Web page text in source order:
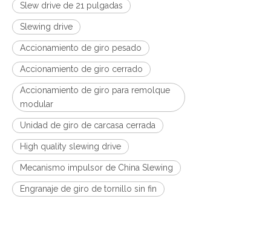
Slew drive de 21 pulgadas
Slewing drive
Accionamiento de giro pesado
Accionamiento de giro cerrado
Accionamiento de giro para remolque
modular
Unidad de giro de carcasa cerrada
High quality slewing drive
Mecanismo impulsor de China Slewing
Engranaje de giro de tornillo sin fin